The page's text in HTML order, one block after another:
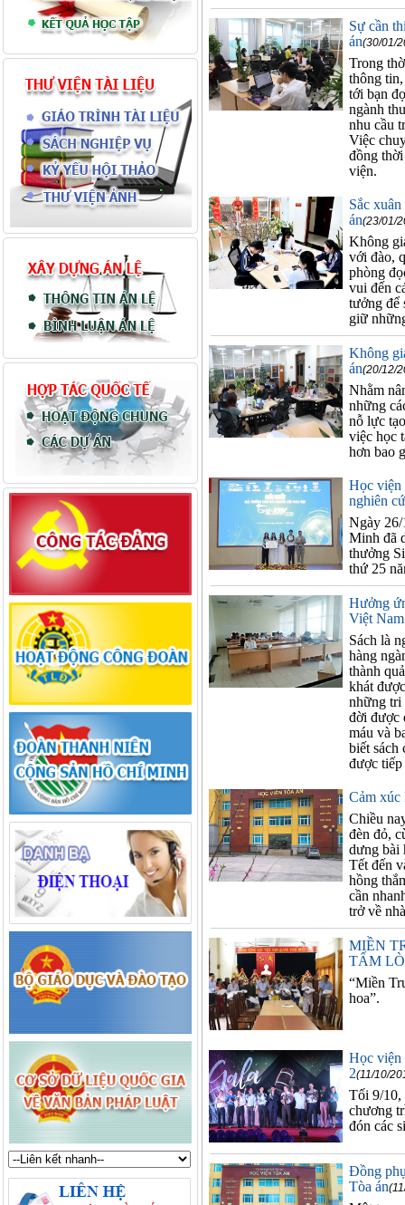
Sự cần
án(30/01/
Trong
thông
tới bạn
ngành
nhu cầu
Việc
đồng
viện.
Sắc
án(23/01/
Không
với đào,
phòng
vui đến
tưởng để
giữ
Không
án(20/12/
Nhằm
những
nỗ lực
việc học
hơn bao
Học viện
nghiên
Ngày
Minh đã
thưởng
thứ 25
Hưởng
Việt
Sách là
hàng
thành
khát
những tri
đời được
máu và
biết sách
được
Cảm xúc
Chiều
đèn đỏ,
dưng bài
Tết đến
hồng
cần
trở về
MIỀN
TẤM
“Miền
hoa”.
Học viện
2(11/10/
Tối 9/10,
chương
đón các
Đồng
Tòa án